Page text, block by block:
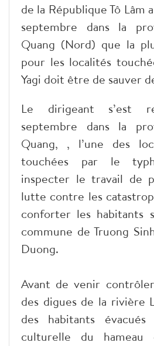
de la République Tô Lâm
septembre dans la
Quang (Nord) que la
pour les localités
Yagi doit être de sauver
Le dirigeant s’est
septembre dans la
Quang, , l’une des
touchées par le
inspecter le travail de
lutte contre les
conforter les habitants
commune de Truong
Duong.
Avant de venir
des digues de la rivière
des habitants
culturelle du